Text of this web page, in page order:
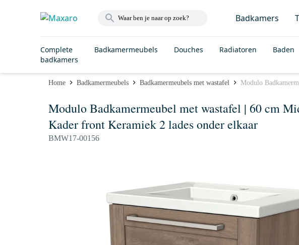
Badkamers
Complete
badkamers
Badkamermeubels Douches Radiatoren Baden
Home Badkamermeubels Badkamermeubels met wastafel Modulo
Modulo Badkamermeubel met wastafel | 60 cm
Kader front Keramiek 2 lades onder elkaar
BMW17-00156